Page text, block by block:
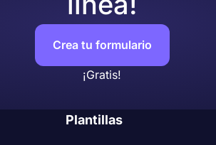
Crea tu formulario
¡Gratis!
Plantillas